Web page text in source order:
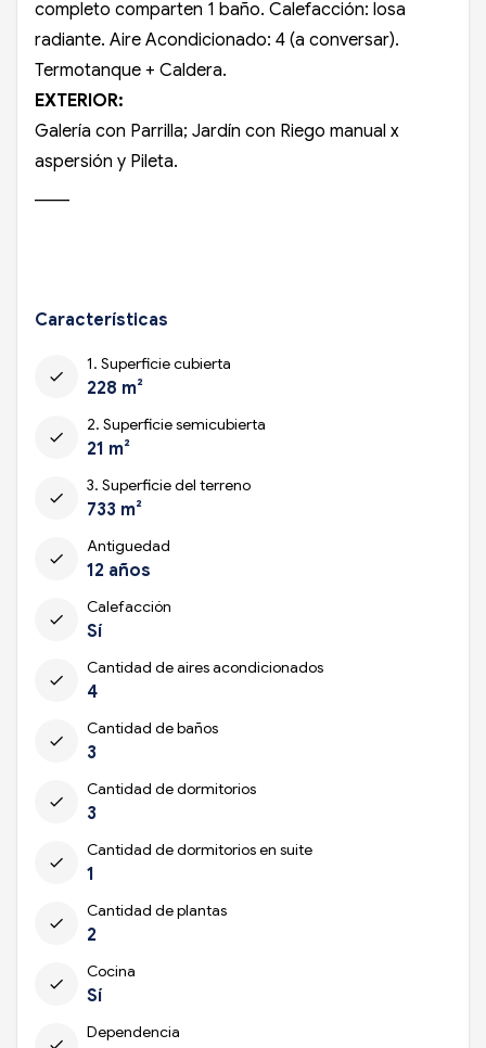
completo comparten 1 baño. Calefacción: losa
radiante. Aire Acondicionado: 4 (a conversar).
Termotanque + Caldera.
EXTERIOR:
Galería con Parrilla; Jardín con Riego manual x
aspersión y Pileta.
Características
check
1. Superficie cubierta
228 m²
check
2. Superficie semicubierta
21 m²
check
3. Superficie del terreno
733 m²
check
Antiguedad
12 años
check
Calefacción
Sí
check
Cantidad de aires acondicionados
4
check
Cantidad de baños
3
check
Cantidad de dormitorios
3
check
Cantidad de dormitorios en suite
1
check
Cantidad de plantas
2
check
Cocina
Sí
check
Dependencia